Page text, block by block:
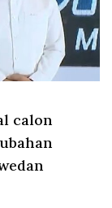
calon